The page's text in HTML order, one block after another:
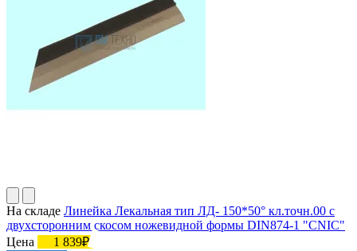
На складе Линейка Лекальная тип ЛД- 150*50° кл.точн.00 с
двухсторонним скосом ножевидной формы DIN874-1 "CNIC"
Цена
1 839₽